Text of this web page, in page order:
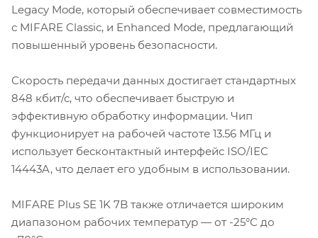
Legacy Mode, который обеспечивает совместимость
с MIFARE Classic, и Enhanced Mode, предлагающий
повышенный уровень безопасности.
Скорость передачи данных достигает стандартных
848 кбит/с, что обеспечивает быструю и
эффективную обработку информации. Чип
функционирует на рабочей частоте 13.56 МГц и
использует бесконтактный интерфейс ISO/IEC
14443A, что делает его удобным в использовании.
MIFARE Plus SE 1K 7B также отличается широким
диапазоном рабочих температур — от -25°C до